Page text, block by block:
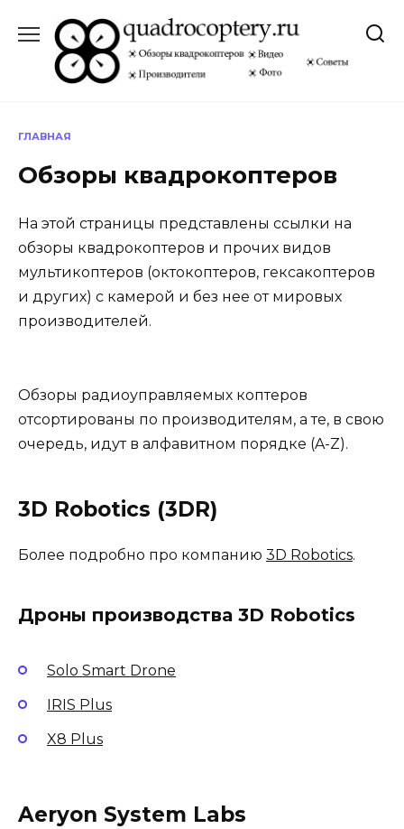
содержанию
ГЛАВНАЯ
Обзоры квадрокоптеров
На этой страницы представлены ссылки на
обзоры квадрокоптеров и прочих видов
мультикоптеров (октокоптеров, гексакоптеров
и других) с камерой и без нее от мировых
производителей.
Обзоры радиоуправляемых коптеров
отсортированы по производителям, а те, в свою
очередь, идут в алфавитном порядке (A-Z).
3D Robotics (3DR)
Более подробно про компанию 3D Robotics.
Дроны производства 3D Robotics
Solo Smart Drone
IRIS Plus
X8 Plus
Aeryon System Labs